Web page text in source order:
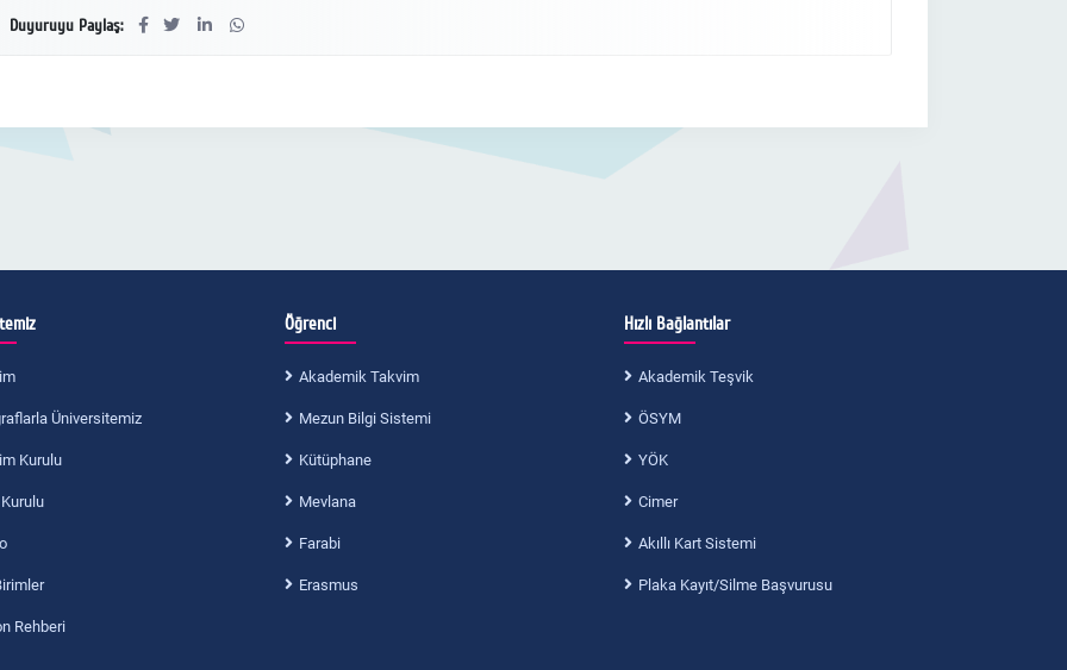
Duyuruyu Paylaş:
Üniversitemiz
Kurulu
Rehberi
Öğrenci
Akademik Takvim
Mezun Bilgi Sistemi
Kütüphane
Mevlana
Farabi
Erasmus
Hızlı Bağlantılar
Akademik Teşvik
ÖSYM
YÖK
Cimer
Akıllı Kart Sistemi
Plaka Kayıt/Silme Başvurusu